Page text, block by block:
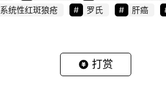
系统性红斑狼疮 罗氏 肝癌
打赏